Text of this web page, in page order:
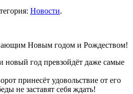
Новости.
Новым годом и Рождеством!
новый год превзойдёт даже самые
принесёт удовольствие от его
не заставят себя ждать!